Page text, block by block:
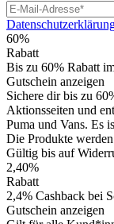
60%
Rabatt
Bis zu 60% Rabatt
Gutschein anzeigen
Sichere dir bis zu
Aktionsseiten und
Puma und Vans. Es
Die Produkte
Gültig bis auf
2,40%
Rabatt
2,4% Cashback bei
Gutschein anzeigen